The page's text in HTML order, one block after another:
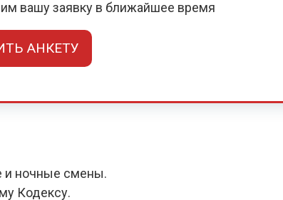
вашу заявку в ближайшее время
АНКЕТУ
и ночные смены.
Кодексу.